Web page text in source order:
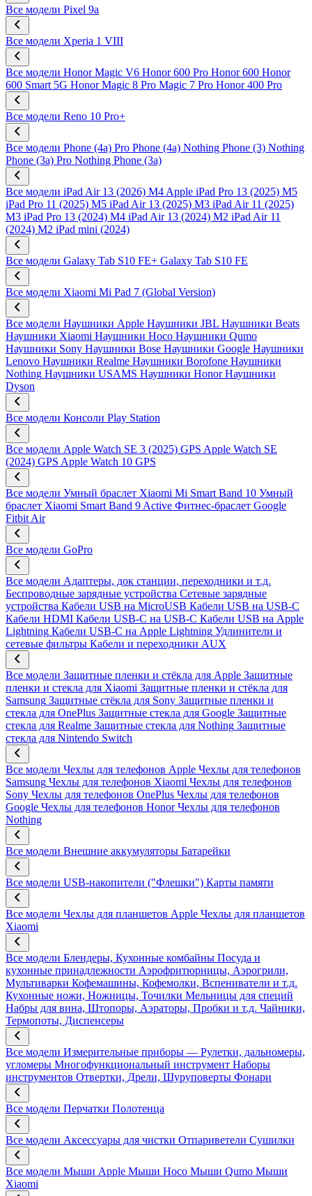
Все модели Pixel 9a
Все модели Xperia 1 VIII
Все модели Honor Magic V6 Honor 600 Pro Honor 600 Honor
600 Smart 5G Honor Magic 8 Pro Magic 7 Pro Honor 400 Pro
Все модели Reno 10 Pro+
Все модели Phone (4a) Pro Phone (4a) Nothing Phone (3) Nothing
Phone (3a) Pro Nothing Phone (3a)
Все модели iPad Air 13 (2026) M4 Apple iPad Pro 13 (2025) M5
iPad Pro 11 (2025) M5 iPad Air 13 (2025) M3 iPad Air 11 (2025)
M3 iPad Pro 13 (2024) M4 iPad Air 13 (2024) M2 iPad Air 11
(2024) M2 iPad mini (2024)
Все модели Galaxy Tab S10 FE+ Galaxy Tab S10 FE
Все модели Xiaomi Mi Pad 7 (Global Version)
Все модели Наушники Apple Наушники JBL Наушники Beats
Наушники Xiaomi Наушники Hoco Наушники Qumo
Наушники Sony Наушники Bose Наушники Google Наушники
Lenovo Наушники Realme Наушники Borofone Наушники
Nothing Наушники USAMS Наушники Honor Наушники
Dyson
Все модели Консоли Play Station
Все модели Apple Watch SE 3 (2025) GPS Apple Watch SE
(2024) GPS Apple Watch 10 GPS
Все модели Умный браслет Xiaomi Mi Smart Band 10 Умный
браслет Xiaomi Smart Band 9 Active Фитнес-браслет Google
Fitbit Air
Все модели GoPro
Все модели Адаптеры, док станции, переходники и т.д.
Беспроводные зарядные устройства Сетевые зарядные
устройства Кабели USB на MicroUSB Кабели USB на USB-C
Кабели HDMI Кабели USB-C на USB-C Кабели USB на Apple
Lightning Кабели USB-C на Apple Lightning Удлинители и
сетевые фильтры Кабели и переходники AUX
Все модели Защитные пленки и стёкла для Apple Защитные
пленки и стекла для Xiaomi Защитные пленки и стёкла для
Samsung Защитные стёкла для Sony Защитные пленки и
стекла для OnePlus Защитные стекла для Google Защитные
стекла для Realme Защитные стекла для Nothing Защитные
стекла для Nintendo Switch
Все модели Чехлы для телефонов Apple Чехлы для телефонов
Samsung Чехлы для телефонов Xiaomi Чехлы для телефонов
Sony Чехлы для телефонов OnePlus Чехлы для телефонов
Google Чехлы для телефонов Honor Чехлы для телефонов
Nothing
Все модели Внешние аккумуляторы Батарейки
Все модели USB-накопители ("Флешки") Карты памяти
Все модели Чехлы для планшетов Apple Чехлы для планшетов
Xiaomi
Все модели Блендеры, Кухонные комбайны Посуда и
кухонные принадлежности Аэрофритюрницы, Аэрогрили,
Мультиварки Кофемашины, Кофемолки, Вспениватели и т.д.
Кухонные ножи, Ножницы, Точилки Мельницы для специй
Набры для вина, Штопоры, Аэраторы, Пробки и т.д. Чайники,
Термопоты, Диспенсеры
Все модели Измерительные приборы — Рулетки, дальномеры,
угломеры Многофункциональный инструмент Наборы
инструментов Отвертки, Дрели, Шуруповерты Фонари
Все модели Перчатки Полотенца
Все модели Аксессуары для чистки Отпариветели Сушилки
Все модели Мыши Apple Мыши Hoco Мыши Qumo Мыши
Xiaomi